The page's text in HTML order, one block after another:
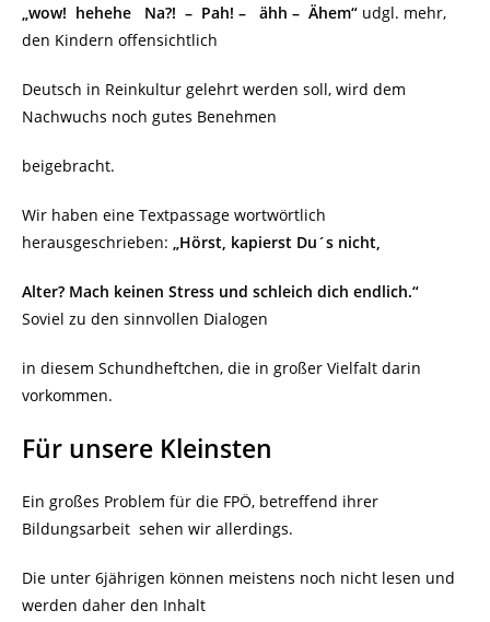
„wow! hehehe Na?! – Pah! – ähh – Ähem“ udgl. mehr,
den Kindern offensichtlich
Deutsch in Reinkultur gelehrt werden soll, wird dem
Nachwuchs noch gutes Benehmen
beigebracht.
Wir haben eine Textpassage wortwörtlich
herausgeschrieben:
„Hörst, kapierst Du´s nicht,
Alter? Mach keinen Stress und schleich dich endlich.“
Soviel zu den sinnvollen Dialogen
in diesem Schundheftchen, die in großer Vielfalt darin
vorkommen.
Für unsere Kleinsten
Ein großes Problem für die FPÖ, betreffend ihrer
Bildungsarbeit sehen wir allerdings.
Die unter 6jährigen können meistens noch nicht lesen und
werden daher den Inhalt